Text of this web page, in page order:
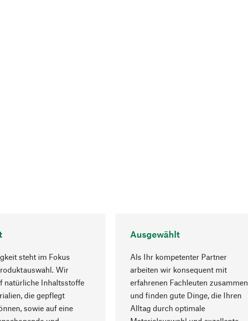
steht im Fokus
Wir
natürliche Inhaltsstoffe
die gepflegt
sowie auf eine
Ausgewählt
Als Ihr kompetenter Partner
arbeiten wir konsequent mit
erfahrenen Fachleuten zusammen
und finden gute Dinge, die Ihren
Alltag durch optimale